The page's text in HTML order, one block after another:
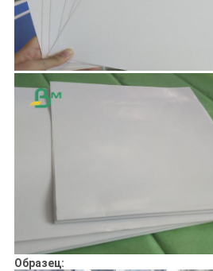
Образец: